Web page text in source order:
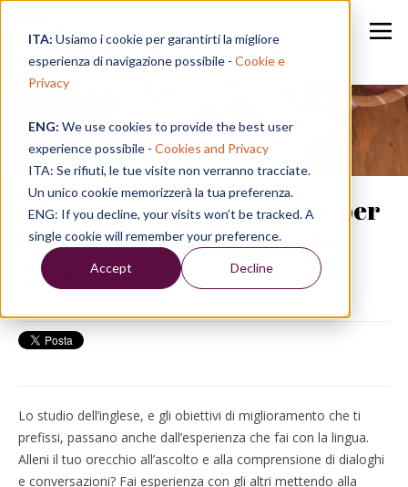
ITA: Usiamo i cookie per garantirti la migliore
esperienza di navigazione possibile - Cookie e
Privacy
ENG: We use cookies to provide the best user
experience possibile - Cookies and Privacy
ITA: Se rifiuti, le tue visite non verranno tracciate.
Un unico cookie memorizzerà la tua preferenza.
ENG: If you decline, your visits won’t be tracked. A
single cookie will remember your preference.
Accept Decline
Speak in a Week
TIPS | La rassegna stampa per
migliorare l'inglese - luglio
2019
Lo studio dell’inglese, e gli obiettivi di miglioramento che ti
prefissi, passano anche dall’esperienza che fai con la lingua.
Alleni il tuo orecchio all’ascolto e alla comprensione di dialoghi
e conversazioni? Fai esperienza con gli altri mettendo alla